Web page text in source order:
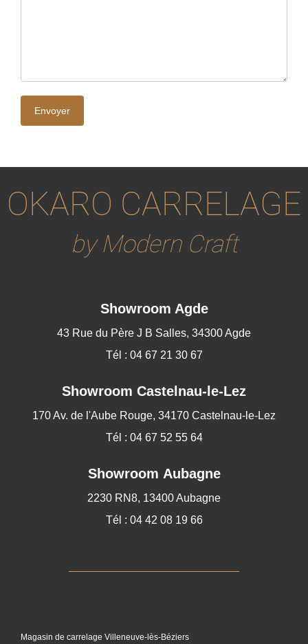
OKARO CARRELAGE
by Modern Craft
Showroom Agde
43 Rue du Père J B Salles, 34300 Agde
Tél : 04 67 21 30 67
Showroom Castelnau-le-Lez
170 Av. de l'Aube Rouge, 34170 Castelnau-le-Lez
Tél : 04 67 52 55 64
Showroom Aubagne
2230 RN8, 13400 Aubagne
Tél : 04 42 08 19 66
Magasin de carrelage Villeneuve-lès-Béziers